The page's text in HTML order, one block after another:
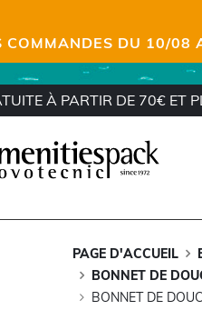
COMMANDES DU 10/08
À PARTIR DE 70€ ET
PAGE D'ACCUEIL
BONNET DE
BONNET DE